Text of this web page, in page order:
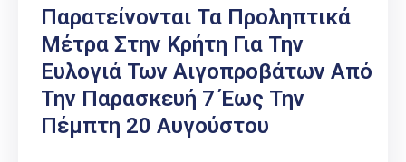
Παρατείνονται Τα Προληπτικά
Μέτρα Στην Κρήτη Για Την
Ευλογιά Των Αιγοπροβάτων Από
Την Παρασκευή 7 Έως Την
Πέμπτη 20 Αυγούστου